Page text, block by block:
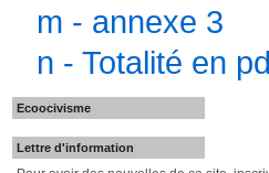
m - annexe 3
n - Totalité en
Ecoocivisme
Lettre d'information